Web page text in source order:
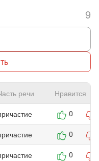
9
речи Нравится
0
0
0